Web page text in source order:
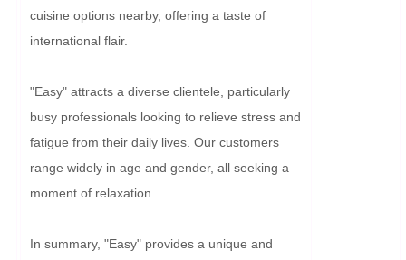
cuisine options nearby, offering a taste of
international flair.
"Easy" attracts a diverse clientele, particularly
busy professionals looking to relieve stress and
fatigue from their daily lives. Our customers
range widely in age and gender, all seeking a
moment of relaxation.
In summary, "Easy" provides a unique and